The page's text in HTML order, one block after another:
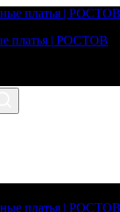
платья | РОСТОВ